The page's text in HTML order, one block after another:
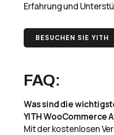
Erfahrung und
BESUCHEN SIE YITH
FAQ:
Was sind die
YITH WooCommerce
Mit der kostenlosen